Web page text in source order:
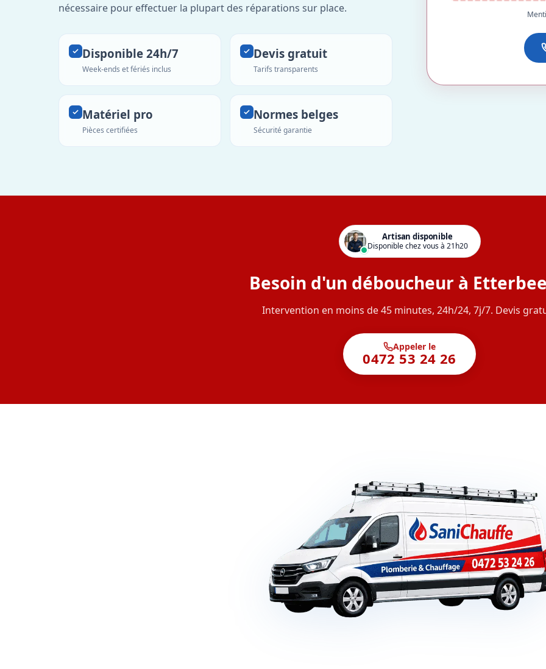
nécessaire pour effectuer la plupart des réparations sur place.
Disponible 24h/7
Week-ends et fériés inclus
Devis gratuit
Tarifs transparents
Matériel pro
Pièces certifiées
Normes belges
Sécurité garantie
Artisan disponible
Disponible chez vous à 21h20
Besoin d'un déboucheur à
Intervention en moins de 45 minutes, 24h/24, 7j/7. Devis
Appeler le
0472 53 24 26